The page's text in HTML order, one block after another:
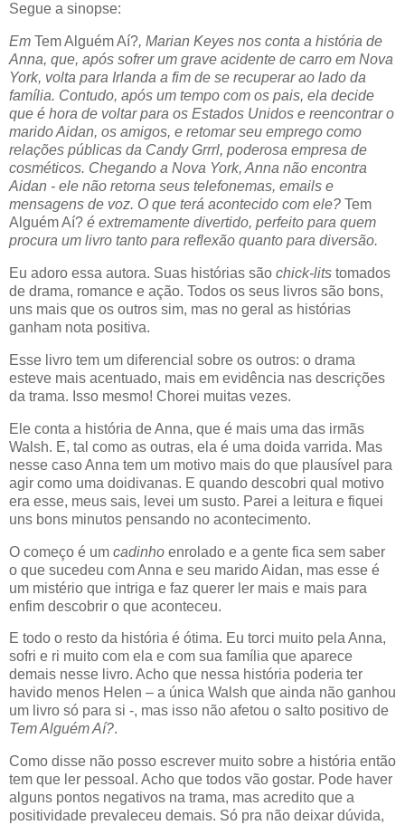
Segue a sinopse:
Em Tem Alguém Aí?, Marian Keyes nos conta a história de
Anna, que, após sofrer um grave acidente de carro em Nova
York, volta para Irlanda a fim de se recuperar ao lado da
família. Contudo, após um tempo com os pais, ela decide
que é hora de voltar para os Estados Unidos e reencontrar o
marido Aidan, os amigos, e retomar seu emprego como
relações públicas da Candy Grrrl, poderosa empresa de
cosméticos. Chegando a Nova York, Anna não encontra
Aidan - ele não retorna seus telefonemas, emails e
mensagens de voz. O que terá acontecido com ele? Tem
Alguém Aí? é extremamente divertido, perfeito para quem
procura um livro tanto para reflexão quanto para diversão.
Eu adoro essa autora. Suas histórias são chick-lits tomados
de drama, romance e ação. Todos os seus livros são bons,
uns mais que os outros sim, mas no geral as histórias
ganham nota positiva.
Esse livro tem um diferencial sobre os outros: o drama
esteve mais acentuado, mais em evidência nas descrições
da trama. Isso mesmo! Chorei muitas vezes.
Ele conta a história de Anna, que é mais uma das irmãs
Walsh. E, tal como as outras, ela é uma doida varrida. Mas
nesse caso Anna tem um motivo mais do que plausível para
agir como uma doidivanas. E quando descobri qual motivo
era esse, meus sais, levei um susto. Parei a leitura e fiquei
uns bons minutos pensando no acontecimento.
O começo é um cadinho enrolado e a gente fica sem saber
o que sucedeu com Anna e seu marido Aidan, mas esse é
um mistério que intriga e faz querer ler mais e mais para
enfim descobrir o que aconteceu.
E todo o resto da história é ótima. Eu torci muito pela Anna,
sofri e ri muito com ela e com sua família que aparece
demais nesse livro. Acho que nessa história poderia ter
havido menos Helen – a única Walsh que ainda não ganhou
um livro só para si -, mas isso não afetou o salto positivo de
Tem Alguém Aí?.
Como disse não posso escrever muito sobre a história então
tem que ler pessoal. Acho que todos vão gostar. Pode haver
alguns pontos negativos na trama, mas acredito que a
positividade prevaleceu demais. Só pra não deixar dúvida,